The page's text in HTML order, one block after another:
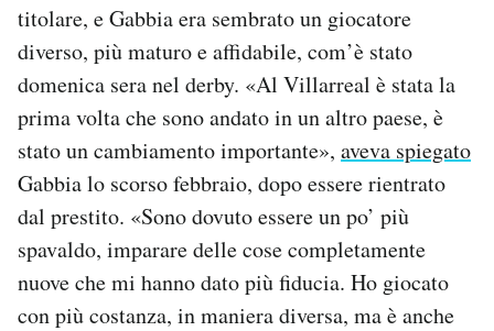
titolare, e Gabbia era sembrato un giocatore
diverso, più maturo e affidabile, com’è stato
domenica sera nel derby. «Al Villarreal è stata la
prima volta che sono andato in un altro paese, è
stato un cambiamento importante», aveva spiegato
Gabbia lo scorso febbraio, dopo essere rientrato
dal prestito. «Sono dovuto essere un po’ più
spavaldo, imparare delle cose completamente
nuove che mi hanno dato più fiducia. Ho giocato
con più costanza, in maniera diversa, ma è anche